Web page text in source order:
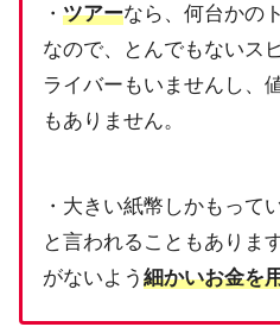
・ ツアーなら、何台かの
なので、
とんでもないス
ライバーもいませんし、
もありません。
・大きい紙幣しかもって
と言われることもあります
がないよう 細かいお金を